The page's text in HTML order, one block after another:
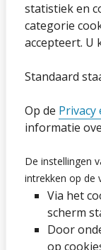
statistiek en
categorie
accepteert. U
Standaard
Op de Privacy
informatie
De instellingen
intrekken op de
Via het
scherm
Door
op
Privacybeleid en
Cookies wijzigen
Ga naar de
Proclaimer en
Webarchief